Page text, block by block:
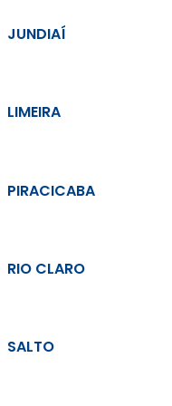
JUNDIAÍ
LIMEIRA
PIRACICABA
RIO CLARO
SALTO